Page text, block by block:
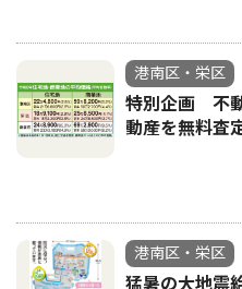
港南区・栄区
特別企画 不
動産を無料査
港南区・栄区
猛暑の大地震